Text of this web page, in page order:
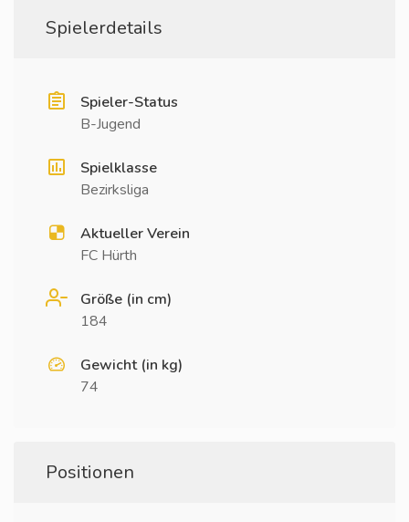
Spielerdetails
Spieler-Status
B-Jugend
Spielklasse
Bezirksliga
Aktueller Verein
FC Hürth
Größe (in cm)
184
Gewicht (in kg)
74
Positionen